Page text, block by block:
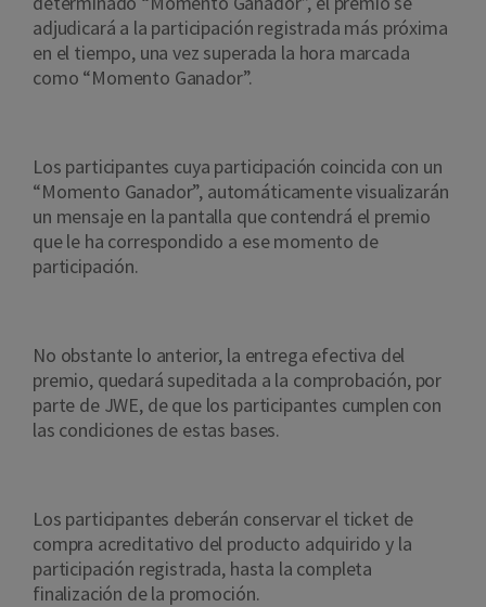
adjudicará a la participación registrada más próxima
en el tiempo, una vez superada la hora marcada
como “Momento Ganador”.
Los participantes cuya participación coincida con un
“Momento Ganador”, automáticamente visualizarán
un mensaje en la pantalla que contendrá el premio
que le ha correspondido a ese momento de
participación.
No obstante lo anterior, la entrega efectiva del
premio, quedará supeditada a la comprobación, por
parte de JWE, de que los participantes cumplen con
las condiciones de estas bases.
Los participantes deberán conservar el ticket de
compra acreditativo del producto adquirido y la
participación registrada, hasta la completa
finalización de la promoción.